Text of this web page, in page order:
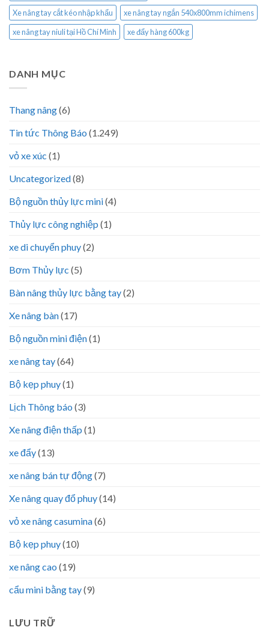
Xe nâng tay cắt kéo nhập khẩu
xe nâng tay ngắn 540x800mm ichimens
xe nâng tay niuli tại Hồ Chí Minh
xe đẩy hàng 600kg
DANH MỤC
Thang nâng(6)
Tin tức Thông Báo (1.249)
vỏ xe xúc (1)
Uncategorized(8)
Bộ nguồn thủy lực mini(4)
Thủy lực công nghiệp (1)
xe di chuyển phuy(2)
Bơm Thủy lực (5)
Bàn nâng thủy lực bằng tay(2)
Xe nâng bàn(17)
Bộ nguồn mini điện(1)
xe nâng tay(64)
Bộ kẹp phuy(1)
Lịch Thông báo (3)
Xe nâng điện thấp (1)
xe đẩy(13)
xe nâng bán tự động(7)
Xe nâng quay đổ phuy(14)
vỏ xe nâng casumina(6)
Bộ kẹp phuy(10)
xe nâng cao (19)
cẩu mini bằng tay(9)
LƯU TRỮ